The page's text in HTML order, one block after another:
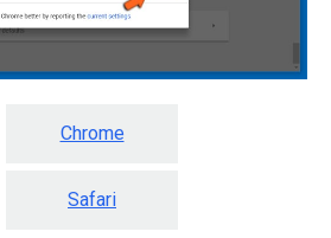
Chrome
Safari